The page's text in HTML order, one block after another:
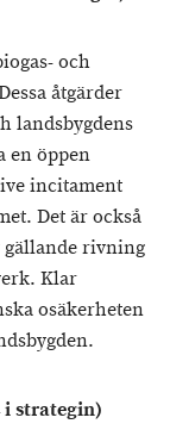
och
åtgärder
landsbygdens
en öppen
incitament
Det är också
gällande rivning
Klar
osäkerheten
i strategin)